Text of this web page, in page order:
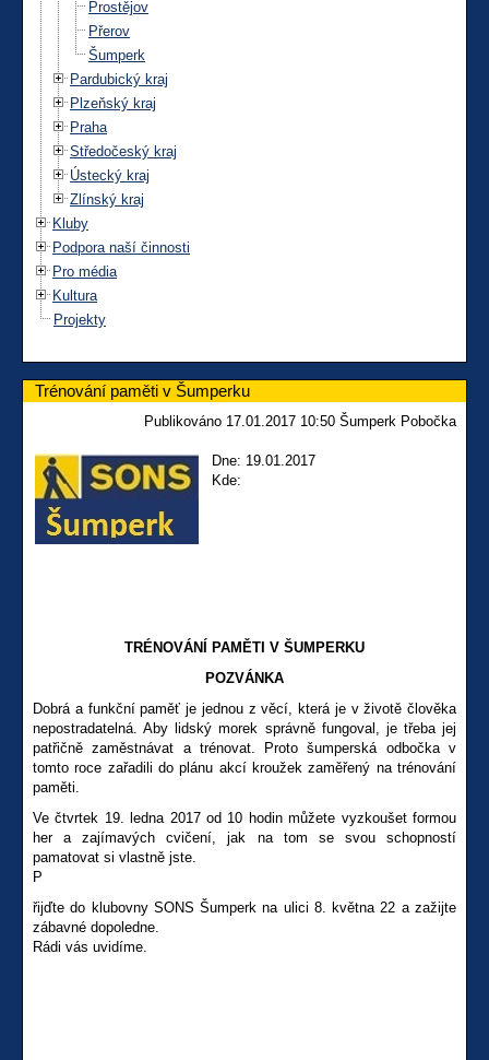
Prostějov
Přerov
Šumperk
Pardubický kraj
Plzeňský kraj
Praha
Středočeský kraj
Ústecký kraj
Zlínský kraj
Kluby
Podpora naší činnosti
Pro média
Kultura
Projekty
Trénování paměti v Šumperku
Publikováno 17.01.2017 10:50 Šumperk Pobočka
Dne: 19.01.2017
Kde:
TRÉNOVÁNÍ PAMĚTI V ŠUMPERKU
POZVÁNKA
Dobrá a funkční paměť je jednou z věcí, která je v životě člověka
nepostradatelná. Aby lidský morek správně fungoval, je třeba jej
patřičně zaměstnávat a trénovat. Proto šumperská odbočka v
tomto roce zařadili do plánu akcí kroužek zaměřený na trénování
paměti.
Ve čtvrtek 19. ledna 2017 od 10 hodin můžete vyzkoušet formou
her a zajímavých cvičení, jak na tom se svou schopností
pamatovat si vlastně jste.
P
řijďte do klubovny SONS Šumperk na ulici 8. května 22 a zažijte
zábavné dopoledne.
Rádi vás uvidíme.